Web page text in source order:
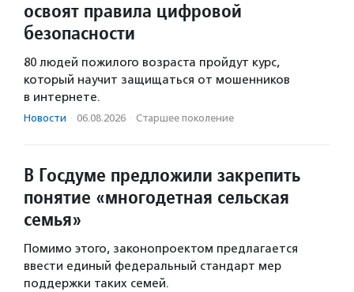
освоят правила цифровой
безопасности
80 людей пожилого возраста пройдут курс,
который научит защищаться от мошенников
в интернете.
Новости · 06.08.2026 · Старшее поколение
В Госдуме предложили закрепить
понятие «многодетная сельская
семья»
Помимо этого, законопроектом предлагается
ввести единый федеральный стандарт мер
поддержки таких семей.